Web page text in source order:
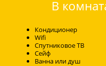
В
Кондиционeр
Wifi
Спутниковое ТВ
Сейф
Ванна или душ